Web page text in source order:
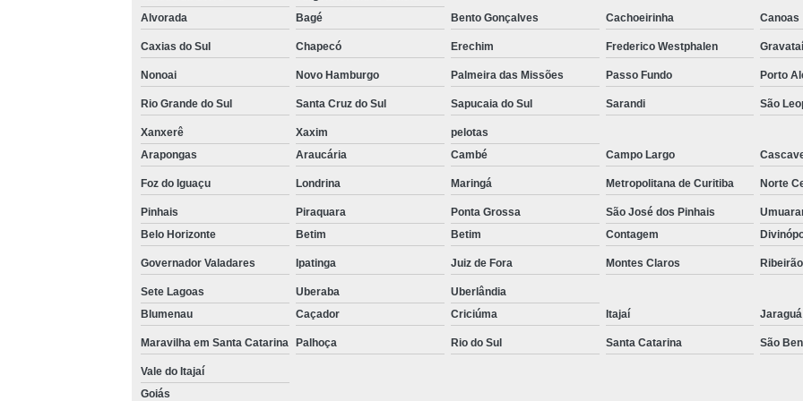
Forno Industrial com Esteira
Fornos Industriais Combinados
Fornos Industriais de Alta
Fornos Industriais de Grande Porte
Fornos
Forno de Derreter Aluminio
Forno de
Forno Derreter Aluminio
Forno Fundição
Forno para Aluminio
Forno para Derreter
Forno para Fundição de Aluminio a
Forno de Fusão a Gás de Alumínio
Forno de
Forno de Fusão Industrial de Alumínio
Forno Industrial para Fusão de Alumínio
Manutenção de Painel
Alvorada
Bagé Bento Gonçalves Cachoeirinha Canoas
Caxias do Sul Chapecó Erechim Frederico Westphalen Gravataí
Nonoai Novo Hamburgo Palmeira das Missões Passo Fundo Porto
Rio Grande do Sul Santa Cruz do Sul Sapucaia do Sul Sarandi São
Xanxerê Xaxim
pelotas
Arapongas
Araucária Cambé Campo Largo
Foz do Iguaçu Londrina Maringá Metropolitana de Curitiba Norte
Pinhais Piraquara Ponta Grossa São José dos Pinhais
Belo Horizonte
Betim Betim Contagem
Governador Valadares Ipatinga Juiz de Fora Montes Claros
Sete Lagoas Uberaba
Uberlândia
Blumenau
Caçador Criciúma Itajaí
Maravilha em Santa Catarina Palhoça Rio do Sul Santa Catarina São
Vale do Itajaí
Goiás